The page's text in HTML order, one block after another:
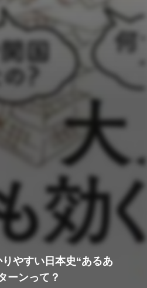
やすい日本史“あるあ
ーンって？